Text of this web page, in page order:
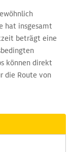
hat insgesamt
beträgt eine
können direkt
die Route von